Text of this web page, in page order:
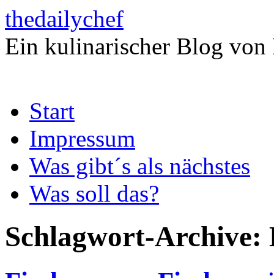
thedailychef
Ein kulinarischer Blog von
Inhalt
springenStart
Impressum
Was gibt´s als nächstes
Was soll das?
Schlagwort-Archive: